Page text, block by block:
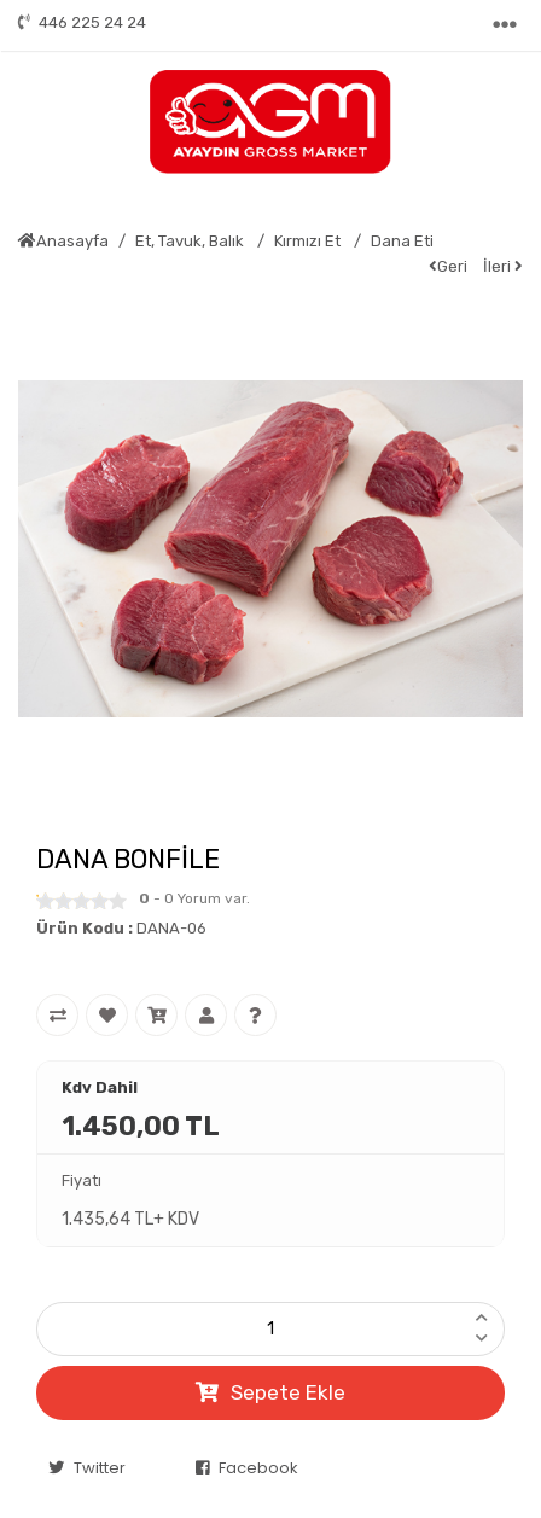
446 225 24 24
Anasayfa Et, Tavuk, Balık Kırmızı Et
Dana Eti
Geri
İleri
DANA BONFİLE
0 - 0 Yorum var.
Ürün Kodu : DANA-06
Kdv Dahil
1.450,00 TL
Fiyatı
1.435,64 TL+ KDV
Sepete Ekle
Twitter Facebook